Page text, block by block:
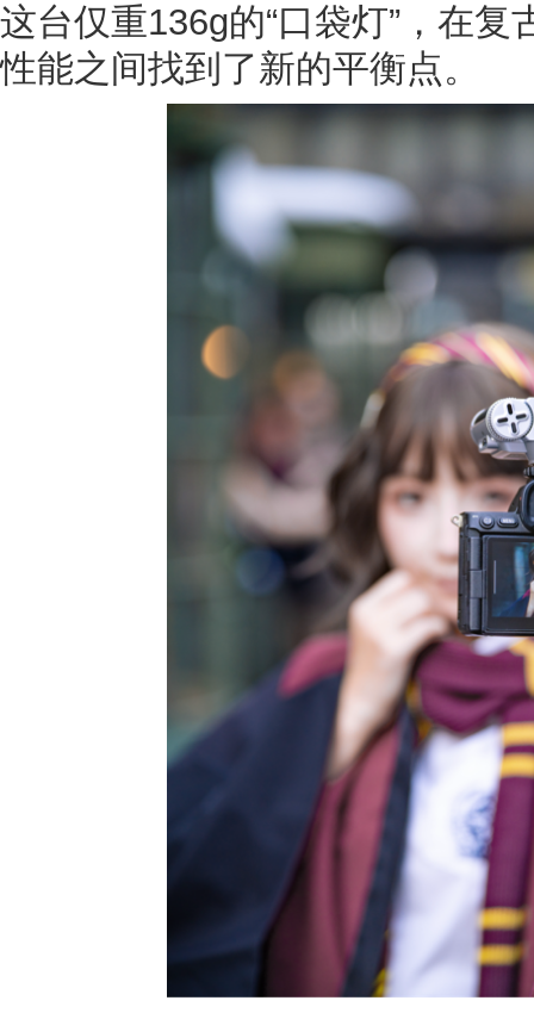
这台仅重136g的“口袋灯”，在
性能之间找到了新的平衡点。